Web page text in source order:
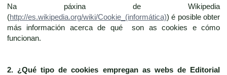
Na páxina de Wikipedia
(http://es.wikipedia.org/wiki/Cookie_(informática)) é posible obter
más información acerca de qué son as cookies e cómo
funcionan.
2. ¿Qué tipo de cookies empregan as webs de
Editorial